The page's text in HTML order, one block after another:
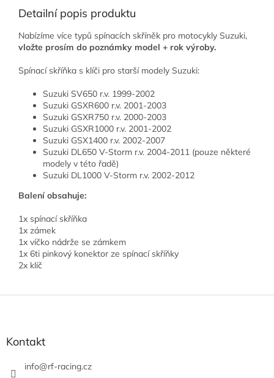
Detailní popis produktu
Nabízíme více typů spínacích skříněk pro motocykly Suzuki,
vložte prosím do poznámky model + rok výroby.
Spínací skříňka s klíči pro starší modely Suzuki:
Suzuki SV650 r.v. 1999-2002
Suzuki GSXR600 r.v. 2001-2003
Suzuki GSXR750 r.v. 2000-2003
Suzuki GSXR1000 r.v. 2001-2002
Suzuki GSX1400 r.v. 2002-2007
Suzuki DL650 V-Storm r.v. 2004-2011 (pouze některé
modely v této řadě)
Suzuki DL1000 V-Storm r.v. 2002-2012
Balení obsahuje:
1x spínací skříňka
1x zámek
1x víčko nádrže se zámkem
1x 6ti pinkový konektor ze spínací skříňky
2x klíč
Kontakt
info@rf-racing.cz